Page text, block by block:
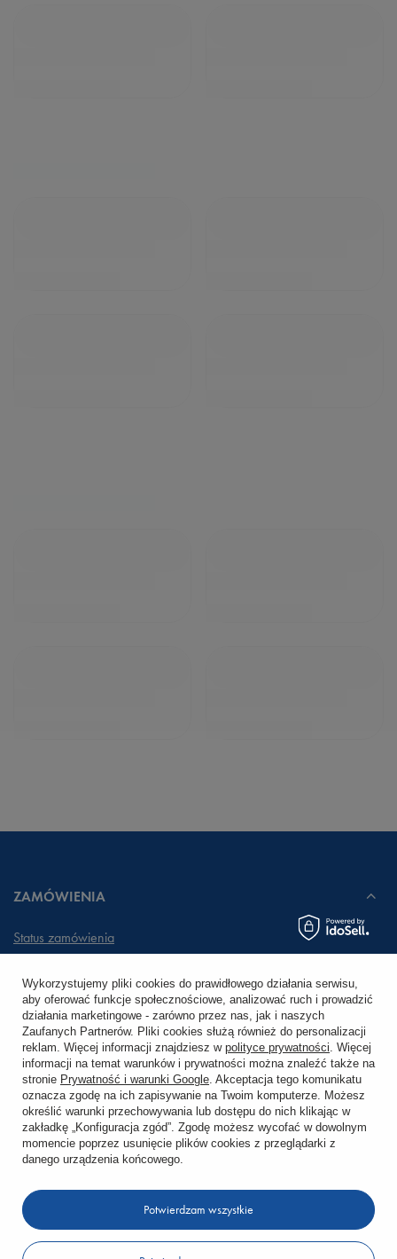
ZAMÓWIENIA
Status zamówienia
Chcę zareklamować produkt
Chcę zwrócić produkt
Chcę wymienić towar
KONTO
KONTAKT
Wykorzystujemy pliki cookies do prawidłowego działania serwisu,
aby oferować funkcje społecznościowe, analizować ruch i prowadzić
działania marketingowe - zarówno przez nas, jak i naszych
Zaufanych Partnerów. Pliki cookies służą również do personalizacji
reklam. Więcej informacji znajdziesz w polityce prywatności. Więcej
informacji na temat warunków i prywatności można znaleźć także na
stronie Prywatność i warunki Google. Akceptacja tego komunikatu
oznacza zgodę na ich zapisywanie na Twoim komputerze. Możesz
określić warunki przechowywania lub dostępu do nich klikając w
zakładkę „Konfiguracja zgód”. Zgodę możesz wycofać w dowolnym
momencie poprzez usunięcie plików cookies z przeglądarki z
danego urządzenia końcowego.
Potwierdzam wszystkie